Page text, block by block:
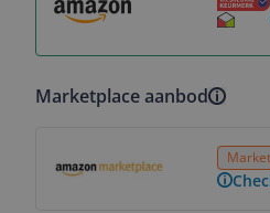
Marketplace aanbod